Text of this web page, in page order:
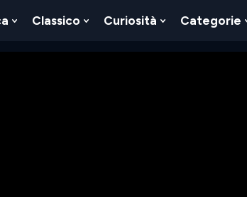
Show
For
Classico
Show
For
Curiosità
Show
For
Categorie